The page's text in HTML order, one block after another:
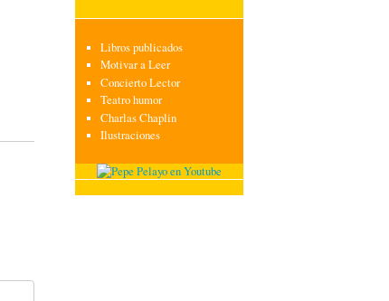
Libros publicados
Motivar a Leer
Concierto Lector
Teatro humor
Charlas Chaplin
Ilustraciones